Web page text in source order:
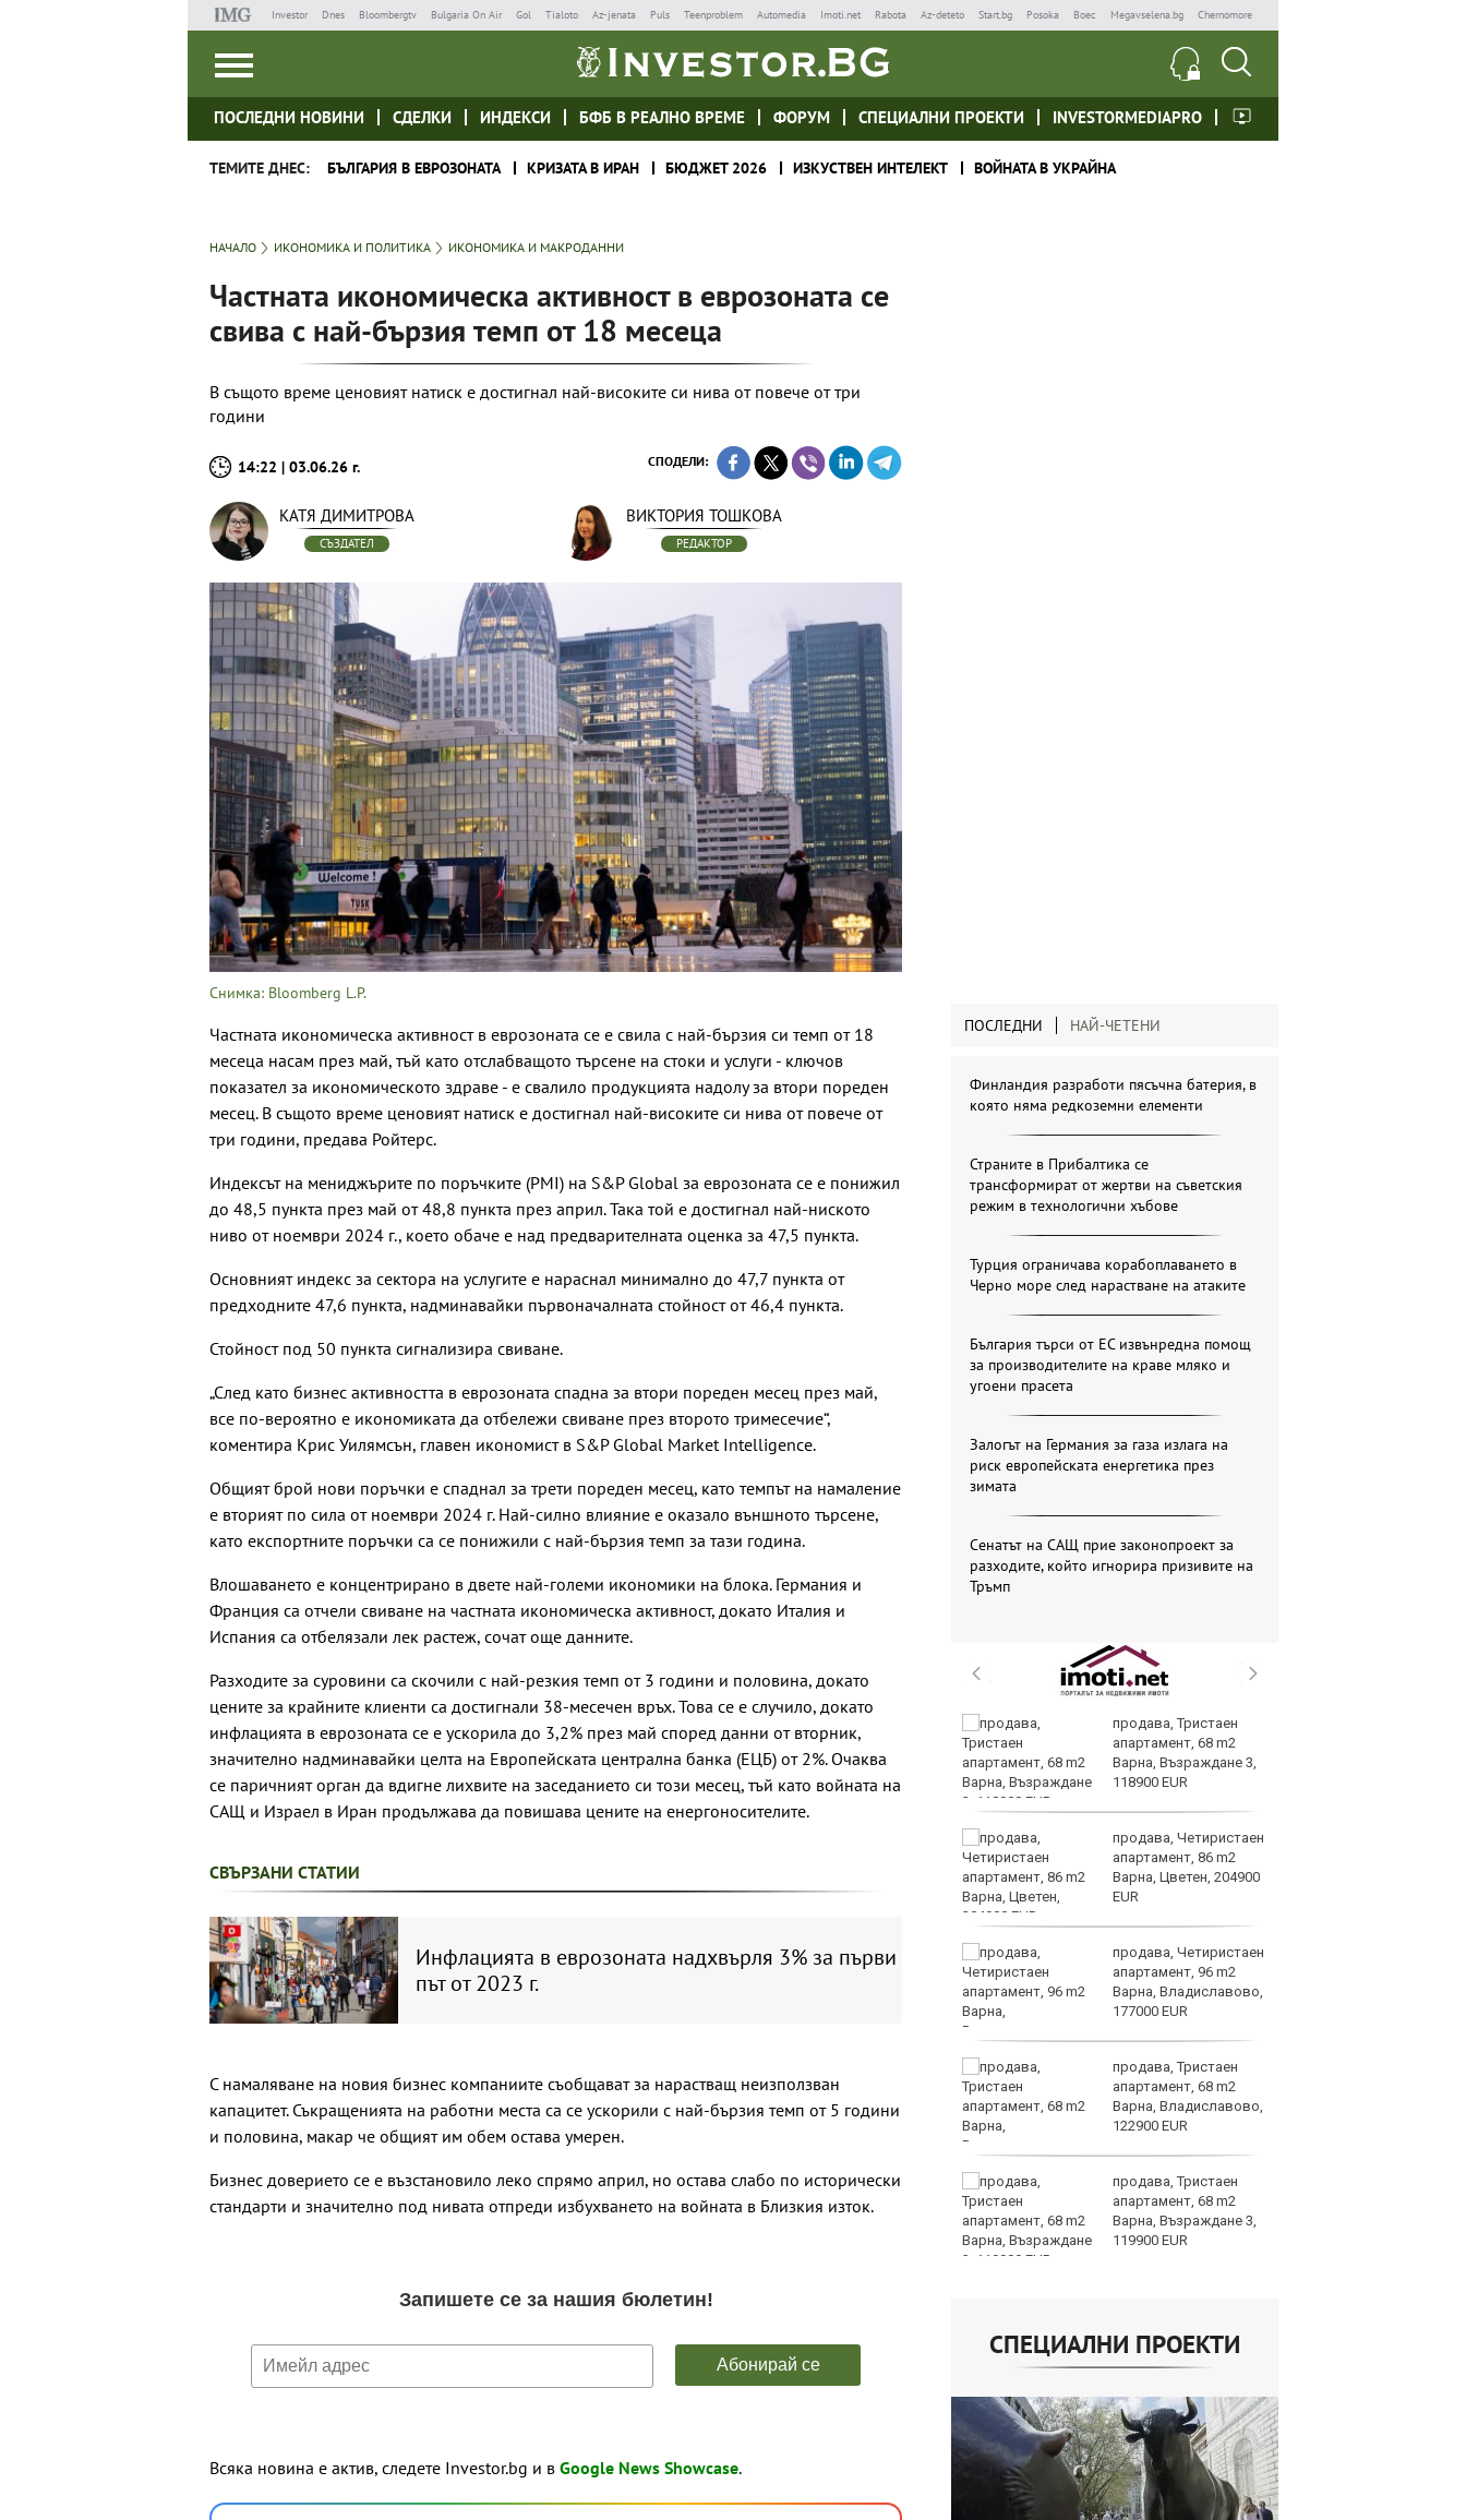
Investor Dnes Bloombergtv Bulgaria On Air Gol Tialoto Az-jenata Puls Teenproblem Automedia Imoti.net Rabota Az-deteto Start.bg Posoka Boec Megavselena.bg Chernomore
ПОСЛЕДНИ НОВИНИ СДЕЛКИ ИНДЕКСИ БФБ В РЕАЛНО ВРЕМЕ ФОРУМ СПЕЦИАЛНИ ПРОЕКТИ INVESTORMEDIAPRO
ТЕМИТЕ ДНЕС: БЪЛГАРИЯ В ЕВРОЗОНАТА КРИЗАТА В ИРАН БЮДЖЕТ 2026 ИЗКУСТВЕН ИНТЕЛЕКТ ВОЙНАТА В УКРАЙНА
НАЧАЛО ИКОНОМИКА И ПОЛИТИКА ИКОНОМИКА И МАКРОДАННИ
Частната икономическа активност в еврозоната се
свива с най-бързия темп от 18 месеца
В същото време ценовият натиск е достигнал най-високите си нива от повече от три
години
14:22 | 03.06.26 г. СПОДЕЛИ:
КАТЯ ДИМИТРОВА
СЪЗДАТЕЛ
ВИКТОРИЯ ТОШКОВА
РЕДАКТОР
Снимка: Bloomberg L.P.
Частната икономическа активност в еврозоната се е свила с най-бързия си темп от 18
месеца насам през май, тъй като отслабващото търсене на стоки и услуги - ключов
показател за икономическото здраве - е свалило продукцията надолу за втори пореден
месец. В същото време ценовият натиск е достигнал най-високите си нива от повече от
три години, предава Ройтерс.
Индексът на мениджърите по поръчките (PMI) на S&P Global за еврозоната се е понижил
до 48,5 пункта през май от 48,8 пункта през април. Така той е достигнал най-ниското
ниво от ноември 2024 г., което обаче е над предварителната оценка за 47,5 пункта.
Основният индекс за сектора на услугите е нараснал минимално до 47,7 пункта от
предходните 47,6 пункта, надминавайки първоначалната стойност от 46,4 пункта.
Стойност под 50 пункта сигнализира свиване.
„След като бизнес активността в еврозоната спадна за втори пореден месец през май,
все по-вероятно е икономиката да отбележи свиване през второто тримесечие“,
коментира Крис Уилямсън, главен икономист в S&P Global Market Intelligence.
Общият брой нови поръчки е спаднал за трети пореден месец, като темпът на намаление
е вторият по сила от ноември 2024 г. Най-силно влияние е оказало външното търсене,
като експортните поръчки са се понижили с най-бързия темп за тази година.
Влошаването е концентрирано в двете най-големи икономики на блока. Германия и
Франция са отчели свиване на частната икономическа активност, докато Италия и
Испания са отбелязали лек растеж, сочат още данните.
Разходите за суровини са скочили с най-резкия темп от 3 години и половина, докато
цените за крайните клиенти са достигнали 38-месечен връх. Това се е случило, докато
инфлацията в еврозоната се е ускорила до 3,2% през май според данни от вторник,
значително надминавайки целта на Европейската централна банка (ЕЦБ) от 2%. Очаква
се паричният орган да вдигне лихвите на заседанието си този месец, тъй като войната на
САЩ и Израел в Иран продължава да повишава цените на енергоносителите.
СВЪРЗАНИ СТАТИИ
Инфлацията в еврозоната надхвърля 3% за първи
път от 2023 г.
С намаляване на новия бизнес компаниите съобщават за нарастващ неизползван
капацитет. Съкращенията на работни места са се ускорили с най-бързия темп от 5 години
и половина, макар че общият им обем остава умерен.
Бизнес доверието се е възстановило леко спрямо април, но остава слабо по исторически
стандарти и значително под нивата отпреди избухването на войната в Близкия изток.
Всяка новина е актив, следете Investor.bg и в Google News Showcase.
ПОСЛЕДНИ НАЙ-ЧЕТЕНИ
Финландия разработи пясъчна батерия, в
която няма редкоземни елементи
Страните в Прибалтика се
трансформират от жертви на съветския
режим в технологични хъбове
Турция ограничава корабоплаването в
Черно море след нарастване на атаките
България търси от ЕС извънредна помощ
за производителите на краве мляко и
угоени прасета
Залогът на Германия за газа излага на
риск европейската енергетика през
зимата
Сенатът на САЩ прие законопроект за
разходите, който игнорира призивите на
Тръмп
Всеки има право сам
да избере кои плажни
принадлежности да
Вучич: Украйна е
приятелска държава
десетката на
дестинациите с най-
Министърът на
отбраната: Усилихме
продава, Тристаен
апартамент, 68 m2
Варна, Възраждане 3,
118900 EUR
продава, Четиристаен
апартамент, 86 m2
Варна, Цветен, 204900
EUR
продава, Четиристаен
апартамент, 96 m2
Варна, Владиславово,
177000 EUR
продава, Тристаен
апартамент, 68 m2
Варна, Владиславово,
122900 EUR
продава, Тристаен
апартамент, 68 m2
Варна, Възраждане 3,
119900 EUR
СПЕЦИАЛНИ ПРОЕКТИ